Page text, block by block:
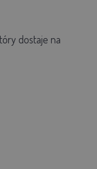
dostaje na